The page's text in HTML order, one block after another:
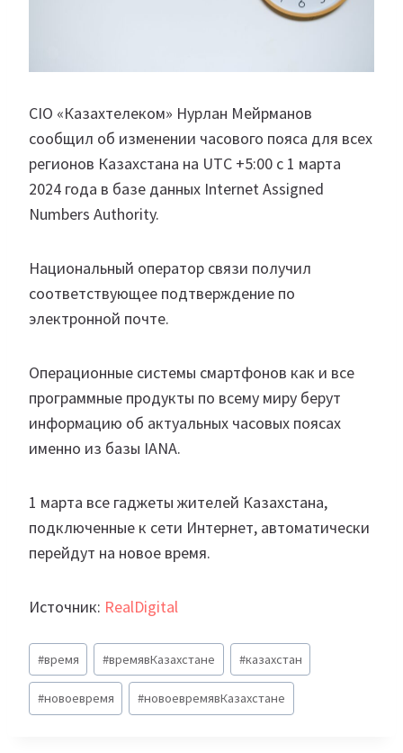
CIO «Казахтелеком» Нурлан Мейрманов
сообщил об изменении часового пояса для всех
регионов Казахстана на UTC +5:00 с 1 марта
2024 года в базе данных Internet Assigned
Numbers Authority.
Национальный оператор связи получил
соответствующее подтверждение по
электронной почте.
Операционные системы смартфонов как и все
программные продукты по всему миру берут
информацию об актуальных часовых поясах
именно из базы IANA.
1 марта все гаджеты жителей Казахстана,
подключенные к сети Интернет, автоматически
перейдут на новое время.
Источник: RealDigital
Метки
записи:
#время #времявКазахстане #казахстан
#новоевремя #новоевремявКазахстане